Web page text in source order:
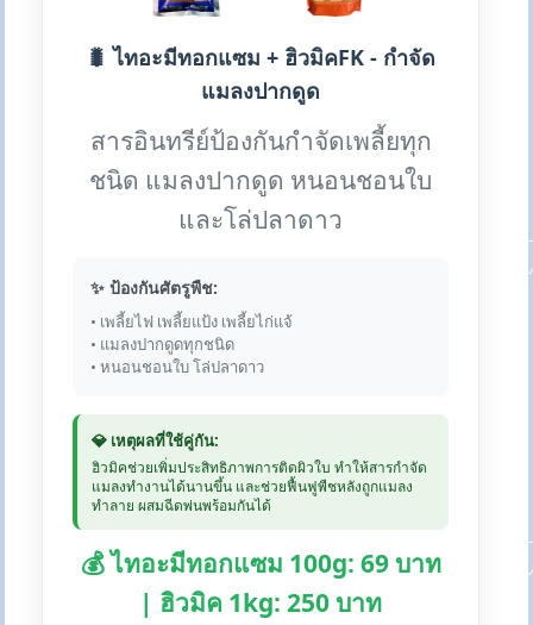
🐛 ไทอะมีทอกแซม + ฮิวมิคFK - กำจัด
แมลงปากดูด
สารอินทรีย์ป้องกันกำจัดเพลี้ยทุก
ชนิด แมลงปากดูด หนอนชอนใบ
และโล่ปลาดาว
✨ ป้องกันศัตรูพืช:
• เพลี้ยไฟ เพลี้ยแป้ง เพลี้ยไก่แจ้
• แมลงปากดูดทุกชนิด
• หนอนชอนใบ โล่ปลาดาว
💎 เหตุผลที่ใช้คู่กัน:
ฮิวมิคช่วยเพิ่มประสิทธิภาพการติดผิวใบ ทำให้สารกำจัด
แมลงทำงานได้นานขึ้น และช่วยฟื้นฟูพืชหลังถูกแมลง
ทำลาย ผสมฉีดพ่นพร้อมกันได้
💰 ไทอะมีทอกแซม 100g: 69 บาท
| ฮิวมิค 1kg: 250 บาท